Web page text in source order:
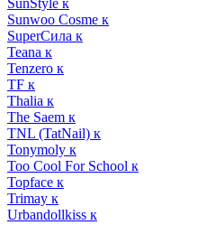
SunStyle к
Sunwoo Cosme к
SuperСила к
Teana к
Tenzero к
TF к
Thalia к
The Saem к
TNL (TatNail) к
Tonymoly к
Too Cool For School к
Topface к
Trimay к
Urbandollkiss к